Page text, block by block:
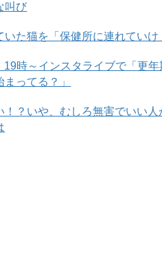
叫び
いた猫を「保健所に連れてい
19時～インスタライブで「更
ってる？」
！？いや、むしろ無害でいい